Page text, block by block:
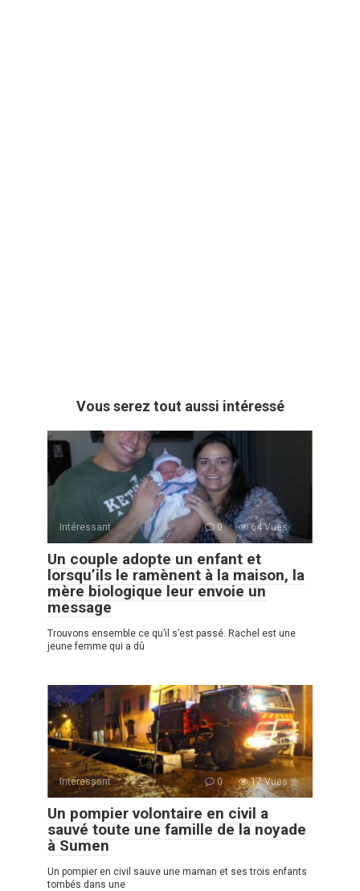
Vous serez tout aussi intéressé
Intéressant 0 64 Vues :
Un couple adopte un enfant et
lorsqu’ils le ramènent à la maison, la
mère biologique leur envoie un
message
Trouvons ensemble ce qu’il s’est passé. Rachel est une
jeune femme qui a dû
Intéressant 0 17 Vues :
Un pompier volontaire en civil a
sauvé toute une famille de la noyade
à Sumen
Un pompier en сivil sauve une maman et ses trois enfants
tombés dans une